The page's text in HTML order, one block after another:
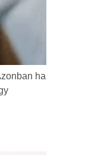
ha